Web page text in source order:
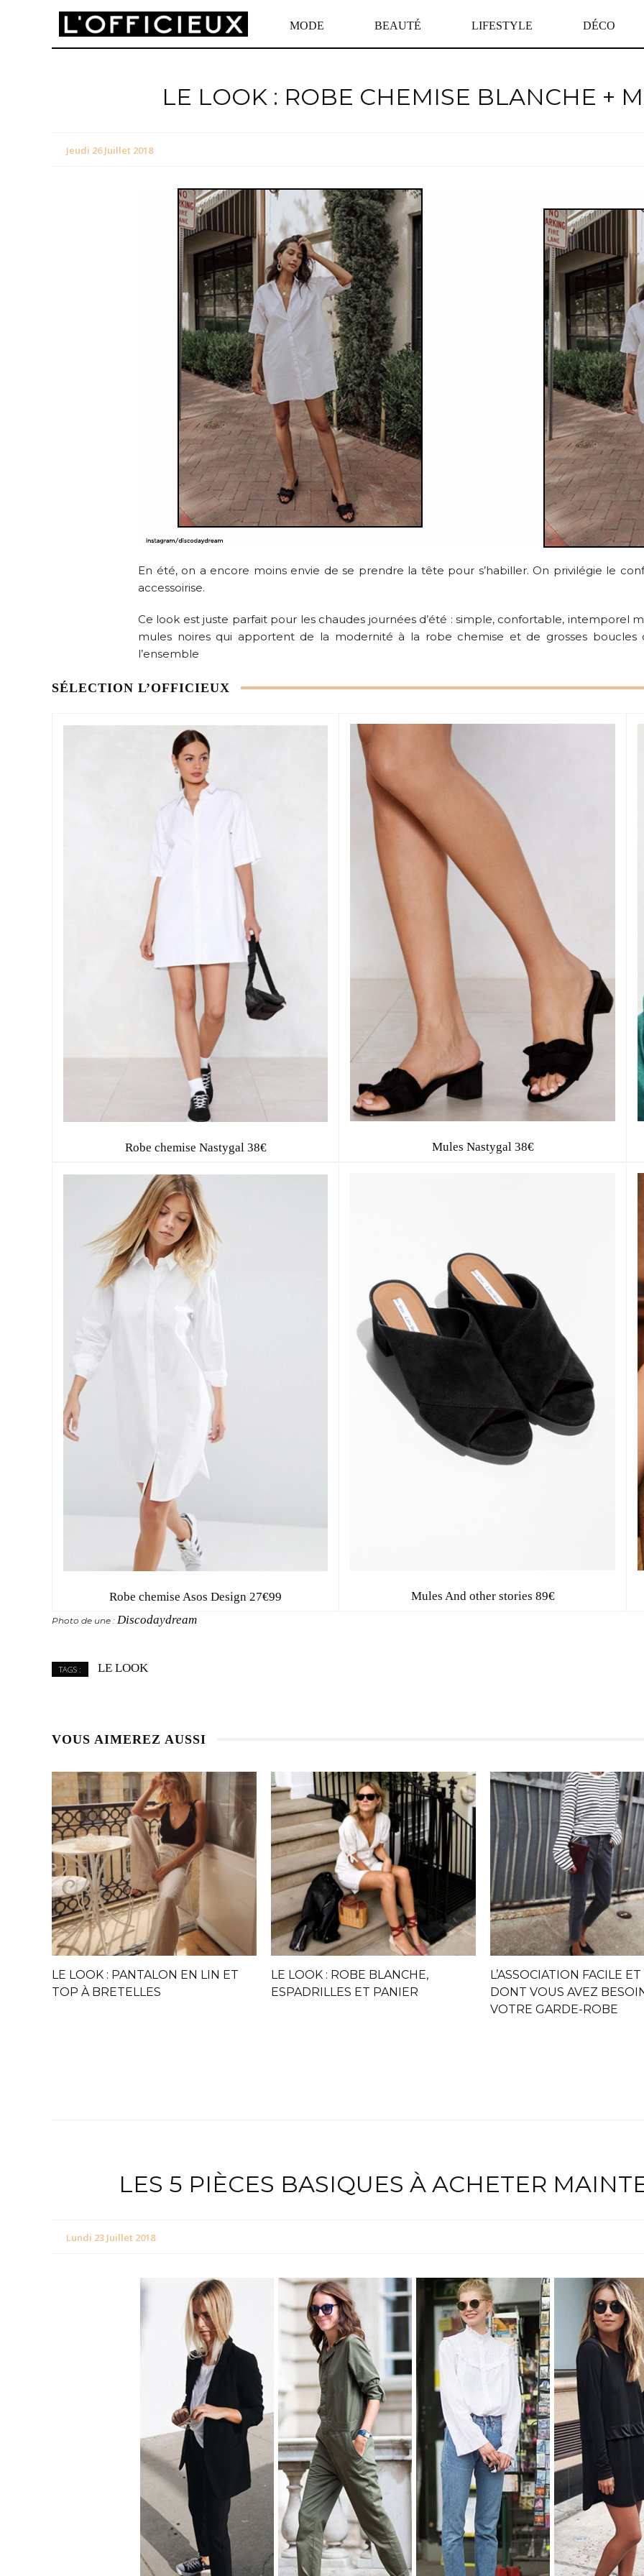
MODE BEAUTÉ LIFESTYLE DÉCO
LE LOOK : ROBE CHEMISE BLANCHE +
Jeudi 26 Juillet 2018
En été, on a encore moins envie de se prendre la tête pour s’habiller. On privilégie le
accessoirise.
Ce look est juste parfait pour les chaudes journées d’été : simple, confortable, intemporel
mules noires qui apportent de la modernité à la robe chemise et de grosses boucles
l’ensemble
SÉLECTION L’OFFICIEUX
Robe chemise Nastygal 38€ Mules Nastygal 38€
Robe chemise Asos Design 27€99 Mules And other stories 89€
Photo de une : Discodaydream
TAGS : LE LOOK
VOUS AIMEREZ AUSSI
LE LOOK : PANTALON EN LIN ET
TOP À BRETELLES
LE LOOK : ROBE BLANCHE,
ESPADRILLES ET PANIER
L’ASSOCIATION FACILE
DONT VOUS AVEZ
VOTRE GARDE-ROBE
LES 5 PIÈCES BASIQUES À ACHETER
Lundi 23 Juillet 2018